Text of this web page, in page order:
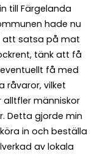
till Färgelanda
hade nu
att satsa på mat
tänk att få
få med
råvaror, vilket
människor
Detta gjorde min
in och beställa
av lokala